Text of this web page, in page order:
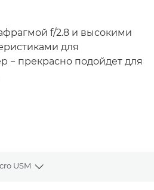
f/2.8 и высокими
для
− прекрасно подойдет для
USM
Toggle breadcrumbs